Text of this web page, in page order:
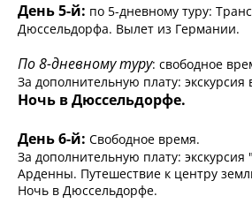
День 5-й: по 5-дневному туру:
Дюссельдорфа. Вылет из Германии.
По 8-дневному туру: свободное
За дополнительную плату: экскурсия
Ночь в Дюссельдорфе.
День 6-й: Свободное время.
За дополнительную плату: экскурсия
Арденны. Путешествие к центру
Ночь в Дюссельдорфе.